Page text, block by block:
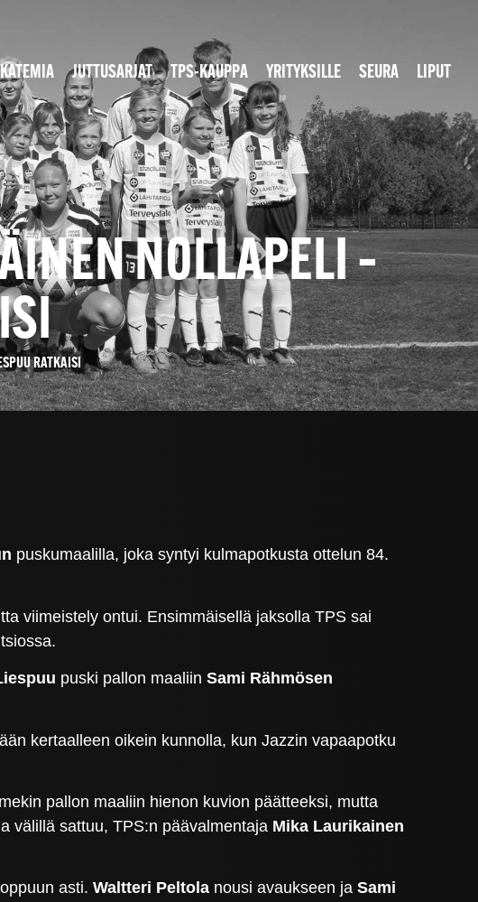
JUTTUSARJAT TPS-KAUPPA YRITYKSILLE SEURA LIPUT
NOLLAPELI –
RATKAISI
puskumaalilla, joka syntyi kulmapotkusta ottelun 84.
viimeistely ontui. Ensimmäisellä jaksolla TPS sai
puski pallon maaliinSami Rähmösen
kertaalleen oikein kunnolla, kun Jazzin vapaapotku
pallon maaliin hienon kuvion päätteeksi, mutta
välillä sattuu, TPS:n päävalmentaja Mika Laurikainen
asti.Waltteri Peltola nousi avaukseen jaSami